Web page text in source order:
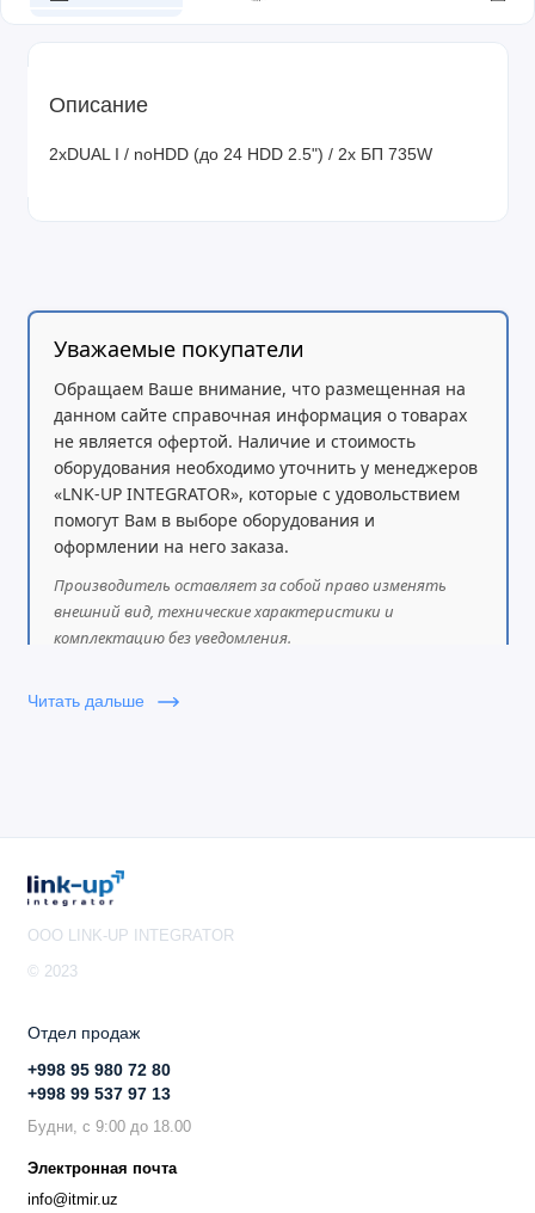
Описание
2xDUAL I / noHDD (до 24 HDD 2.5") / 2x БП 735W
Уважаемые покупатели
Обращаем Ваше внимание, что размещенная на
данном сайте справочная информация о товарах
не является офертой. Наличие и стоимость
оборудования необходимо уточнить у менеджеров
«LNK-UP INTEGRATOR», которые с удовольствием
помогут Вам в выборе оборудования и
оформлении на него заказа.
Производитель оставляет за собой право изменять
внешний вид, технические характеристики и
комплектацию без уведомления.
Читать дальше
OOO LINK-UP INTEGRATOR
© 2023
Отдел продаж
+998 95 980 72 80
+998 99 537 97 13
Будни, с 9:00 до 18.00
Электронная почта
info@itmir.uz